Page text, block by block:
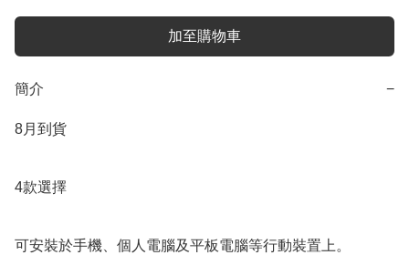
加至購物車
簡介 −
8月到貨
4款選擇
可安裝於手機、個人電腦及平板電腦等行動裝置上。